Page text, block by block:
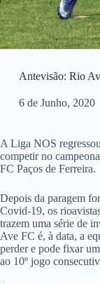
Antevisão: Rio
6 de Junho, 2020
A Liga NOS
competir no
FC Paços de Ferreira.
Depois da paragem
Covid-19, os
trazem uma série de
Ave FC é, à data, a
perder e pode fixar
ao 10º jogo